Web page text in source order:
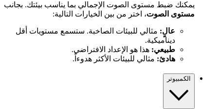
يمكنك ضبط مستوى الصوت الإجمالي بما يناسب بيئتك. بجانب
مستوى الصوت، اختر من بين الخيارات التالية:
عالٍ: مثالي للبيئات الصاخبة. ستسمع مستويات أقل
ديناميكية.
طبيعي: هذا هو الإعداد الافتراضي.
هادئ: مثالي للبيئات الأكثر هدوءاً.
الكمبيوتر